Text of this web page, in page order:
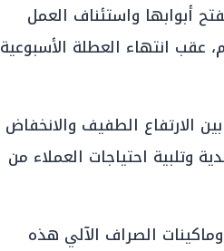
أبوابها واستئناف العمل
عقب انتهاء العطلة الأسبوعية
الارتفاع الطفيف والانخفاض
وتلبية احتياجات العملاء من
الصراف الآلي هذه